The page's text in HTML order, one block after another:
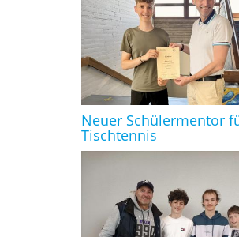
Neuer Schülermentor
Tischtennis